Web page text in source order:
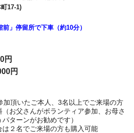
17-1)
」停留所で下車（約10分）
円
円
頂いたご本人、3名以上でご来場の方
お父さんがボランティア参加、お母さ
ターンがお勧めです）
２名でご来場の方も購入可能